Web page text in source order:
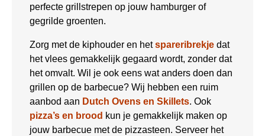
perfecte grillstrepen op jouw hamburger of
gegrilde groenten.
Zorg met de kiphouder en hetspareribrekje dat
het vlees gemakkelijk gegaard wordt, zonder dat
het omvalt. Wil je ook eens wat anders doen dan
grillen op de barbecue? Wij hebben een ruim
aanbod aan Dutch Ovens en Skillets. Ook
pizza’s en brood kun je gemakkelijk maken op
jouw barbecue met de pizzasteen. Serveer het